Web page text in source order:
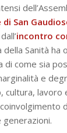
San
incontro
della Sanità ha
di come sia
e
cultura, lavoro